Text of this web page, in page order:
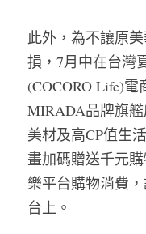
此外，為不讓原
損，7月中在台灣
(COCORO Life)
MIRADA品牌旗
美材及高CP值生
畫加碼贈送千元
樂平台購物消費
台上。